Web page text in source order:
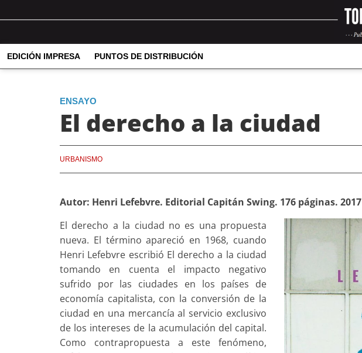
EDICIÓN IMPRESA PUNTOS DE DISTRIBUCIÓN
ENSAYO
El derecho a la ciudad
URBANISMO
Autor: Henri Lefebvre. Editorial Capitán Swing. 176 páginas. 2017
El derecho a la ciudad no es una propuesta
nueva. El término apareció en 1968, cuando
Henri Lefebvre escribió El derecho a la ciudad
tomando en cuenta el impacto negativo
sufrido por las ciudades en los países de
economía capitalista, con la conversión de la
ciudad en una mercancía al servicio exclusivo
de los intereses de la acumulación del capital.
Como contrapropuesta a este fenómeno,